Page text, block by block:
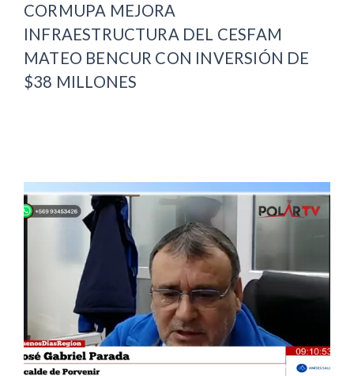
CORMUPA MEJORA
INFRAESTRUCTURA DEL CESFAM
MATEO BENCUR CON INVERSIÓN DE
$38 MILLONES